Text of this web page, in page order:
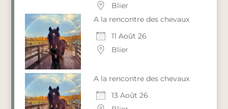
Blier
A la rencontre des chevaux
11 Août 26
Blier
A la rencontre des chevaux
13 Août 26